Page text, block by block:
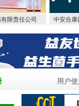
限责任公司 中安合康
用户